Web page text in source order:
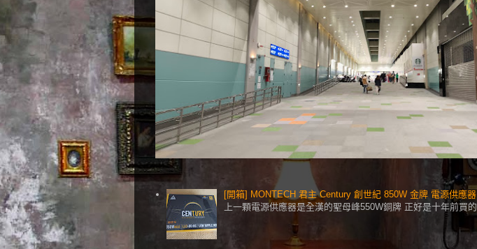
[開箱] MONTECH 君主 Century 創世紀 850W 金牌 電源供應器
上一顆電源供應器是全漢的聖母峰550W銅牌 正好是十年前買的